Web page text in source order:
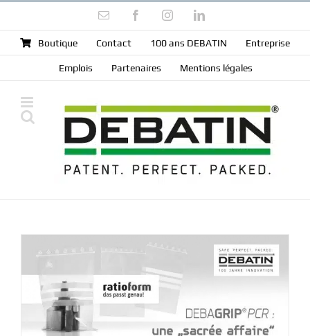
content
Email FacebookInstagramLinkedIn
Boutique Contact 100 ans DEBATIN Entreprise
Emplois Partenaires Mentions légales